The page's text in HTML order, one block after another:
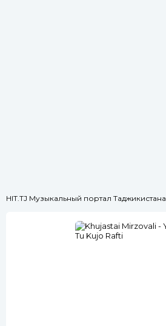
HIT.TJ Музыкальный портал Таджикистана